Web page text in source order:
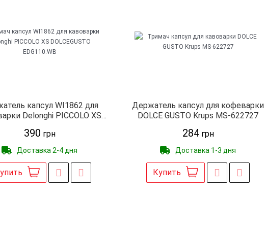
капсул WI1862 для
Delonghi PICCOLO XS
390 грн
Доставка 2-4 дня
Держатель капсул для кофеварки
DOLCE GUSTO Krups MS-622727
284грн
Доставка 1-3 дня
Купить